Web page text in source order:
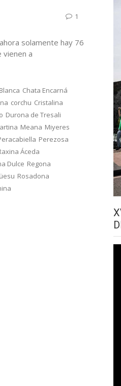
1
solamente hay 76
vienen a
Chata Encarná
corchu Cristalina
Durona de Tresali
Meana Miyeres
Perezosa
Áceda
Dulce Regona
Rosadona